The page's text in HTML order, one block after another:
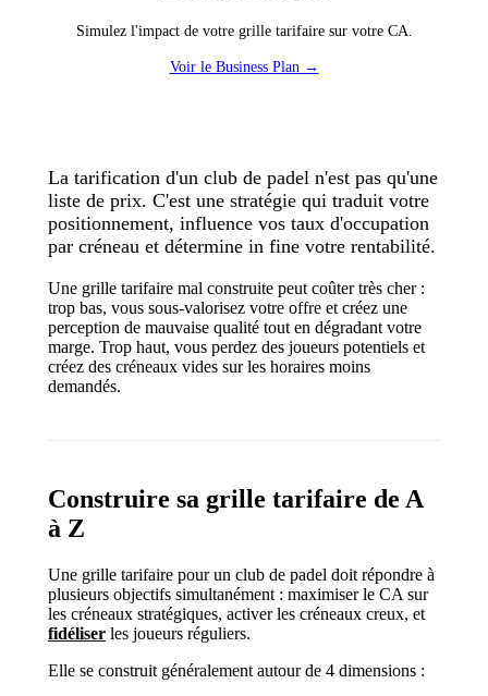
Simulez l'impact de votre grille tarifaire sur votre CA.
Voir le Business Plan →
La tarification d'un club de padel n'est pas qu'une
liste de prix. C'est une stratégie qui traduit votre
positionnement, influence vos taux d'occupation
par créneau et détermine in fine votre rentabilité.
Une grille tarifaire mal construite peut coûter très cher :
trop bas, vous sous-valorisez votre offre et créez une
perception de mauvaise qualité tout en dégradant votre
marge. Trop haut, vous perdez des joueurs potentiels et
créez des créneaux vides sur les horaires moins
demandés.
Construire sa grille tarifaire de A
à Z
Une grille tarifaire pour un club de padel doit répondre à
plusieurs objectifs simultanément : maximiser le CA sur
les créneaux stratégiques, activer les créneaux creux, et
fidéliser les joueurs réguliers.
Elle se construit généralement autour de 4 dimensions :